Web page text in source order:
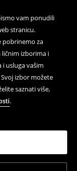
vam ponudili
stranicu.
pobrinemo za
izborima i
usluga vašim
izbor možete
saznati više,
.